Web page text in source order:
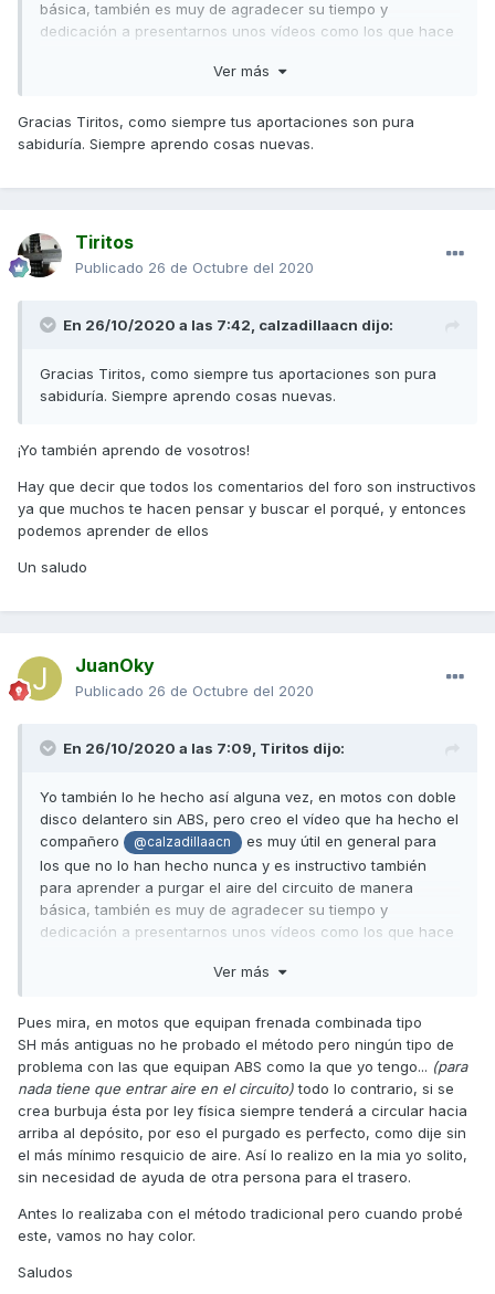
básica, también es muy de agradecer su tiempo y
dedicación a presentarnos unos vídeos como los que hace
Además, el método de la jeringuilla aspirando el resto de
líquido, en mi opinión para las motos actuales que tienen
burbujas pueden derivarse hacia el circuito de la centralita
ABS o hacia el circuito trasero en el caso de CBS,
obligándonos a purgar todo el resto del circuito, ya que con
la jeringa como bien has dicho se hace subir el líquido al
de todo el circuito.
este para que el líquido nuevo empuje al viejo (siempre
cuidando que no entre aire por el purgador) hasta vaciar
Como veis no hay un solo método, pero todos son válidos.
Saludos
Ver más
Gracias Tiritos, como siempre tus aportaciones son pura
sabiduría. Siempre aprendo cosas nuevas.
Tiritos
Publicado 26 de Octubre del 2020
En 26/10/2020 a las 7:42, calzadillaacn dijo:
Gracias Tiritos, como siempre tus aportaciones son pura
sabiduría. Siempre aprendo cosas nuevas.
¡Yo también aprendo de vosotros!
Hay que decir que todos los comentarios del foro son instructivos
ya que muchos te hacen pensar y buscar el porqué, y entonces
podemos aprender de ellos
Un saludo
JuanOky
Publicado 26 de Octubre del 2020
En 26/10/2020 a las 7:09, Tiritos dijo:
Yo también lo he hecho así alguna vez, en motos con doble
disco delantero sin ABS, pero creo el vídeo que ha hecho el
compañero
@calzadillaacn
es muy útil en general para
los que no lo han hecho nunca y es instructivo también
para aprender a purgar el aire del circuito de manera
básica, también es muy de agradecer su tiempo y
dedicación a presentarnos unos vídeos como los que hace
Además, el método de la jeringuilla aspirando el resto de
Ver más
Pues mira, en motos que equipan frenada combinada tipo
SH más antiguas no he probado el método pero ningún tipo de
problema con las que equipan ABS como la que yo tengo... (para
nada tiene que entrar aire en el circuito)todo lo contrario, si se
crea burbuja ésta por ley física siempre tenderá a circular hacia
arriba al depósito, por eso el purgado es perfecto, como dije sin
el más mínimo resquicio de aire. Así lo realizo en la mia yo solito,
sin necesidad de ayuda de otra persona para el trasero.
Antes lo realizaba con el método tradicional pero cuando probé
este, vamos no hay color.
Saludos